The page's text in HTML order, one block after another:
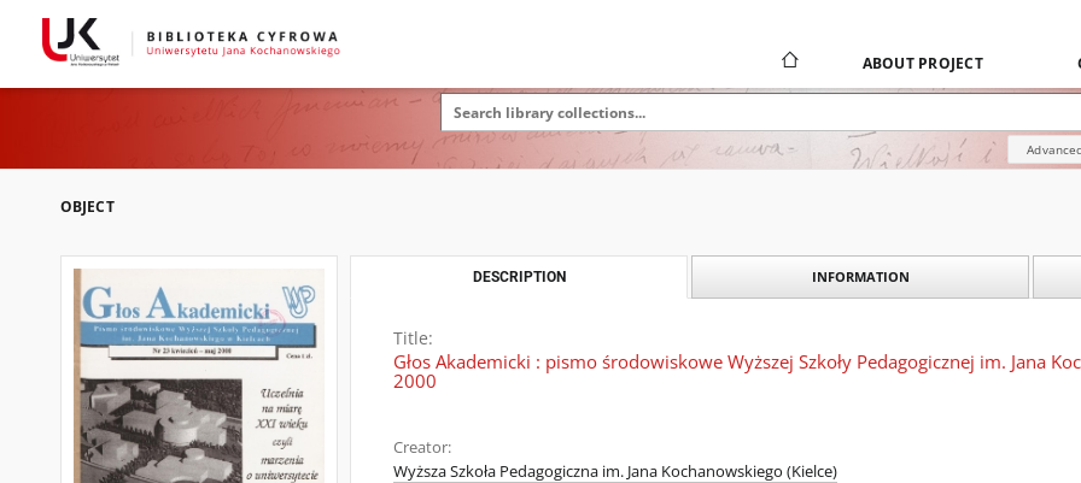
ABOUT PROJECT
OBJECT
DESCRIPTION INFORMATION
Title:
Głos Akademicki : pismo środowiskowe Wyższej Szkoły Pedagogicznej im. Jana
2000
Creator:
Wyższa Szkoła Pedagogiczna im. Jana Kochanowskiego (Kielce)